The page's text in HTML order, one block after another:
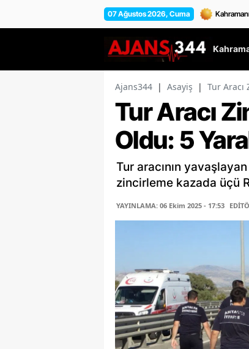
07 Ağustos 2026, Cuma
Ajans344 | Asayiş | Tur Aracı
Tur Aracı
Oldu: 5
Tur aracının
zincirleme kazada üçü
YAYINLAMA: 06 Ekim 2025 - 17:53